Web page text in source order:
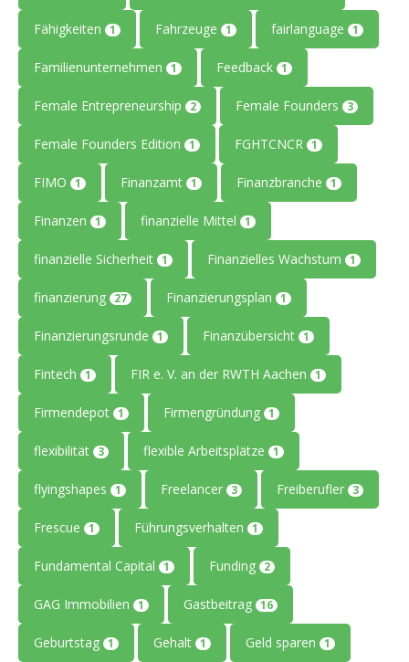
Fähigkeiten 1 Fahrzeuge 1 fairlanguage 1
Familienunternehmen 1 Feedback 1
Female Entrepreneurship 2 Female Founders 3
Female Founders Edition 1 FGHTCNCR 1
FIMO 1 Finanzamt 1 Finanzbranche 1
Finanzen 1 finanzielle Mittel 1
finanzielle Sicherheit 1 Finanzielles Wachstum 1
finanzierung 27 Finanzierungsplan 1
Finanzierungsrunde 1 Finanzübersicht 1
Fintech 1 FIR e. V. an der RWTH Aachen 1
Firmendepot 1 Firmengründung 1
flexibilität 3 flexible Arbeitsplätze 1
flyingshapes 1 Freelancer 3 Freiberufler 3
Frescue 1 Führungsverhalten 1
Fundamental Capital 1 Funding 2
GAG Immobilien 1 Gastbeitrag 16
Geburtstag 1 Gehalt 1 Geld sparen 1